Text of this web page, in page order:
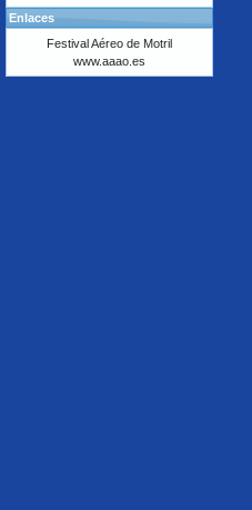
Enlaces
Festival Aéreo de Motril
www.aaao.es